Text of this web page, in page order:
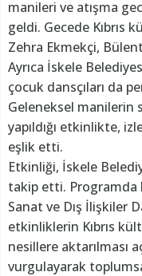
manileri ve atışma
geldi. Gecede
Zehra Ekmekçi,
Ayrıca İskele
çocuk dansçıları da
Geleneksel manilerin
yapıldığı etkinlikte,
eşlik etti.
Etkinliği, İskele
takip etti. Programda
Sanat ve Dış İlişkiler
etkinliklerin Kıbrıs
nesillere aktarılması
vurgulayarak